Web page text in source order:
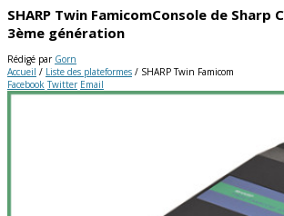
SHARP Twin FamicomConsole de Sharp
3ème génération
Rédigé par Gorn
Accueil / Liste des plateformes / SHARP Twin Famicom
Facebook Twitter Email